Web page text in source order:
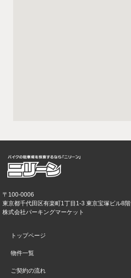
〒100-0006
東京都千代田区有楽町1丁目1-3 東京宝塚ビル8階
株式会社パーキングマーケット
トップページ
物件一覧
ご契約の流れ